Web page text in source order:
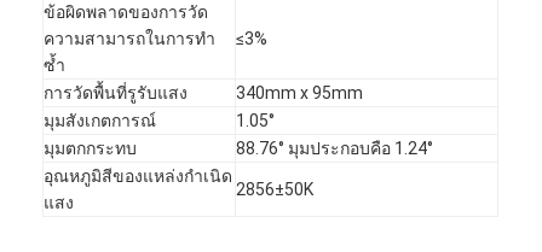
ข้อผิดพลาดของการวัด
ความสามารถในการทำ
ซ้ำ
≤3%
การวัดพื้นที่รูรับแสง
340mm x 95mm
มุมสังเกตการณ์
1.05°
มุมตกกระทบ
88.76° มุมประกอบคือ 1.24°
อุณหภูมิสีของแหล่งกำเนิด
แสง
2856±50K